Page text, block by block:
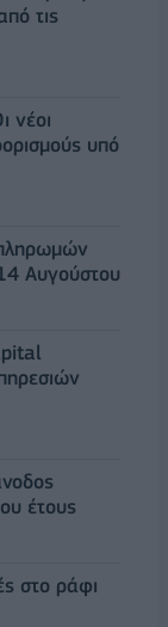
τις
νέοι
υπό
Αυγούστου
έτους
στο ράφι